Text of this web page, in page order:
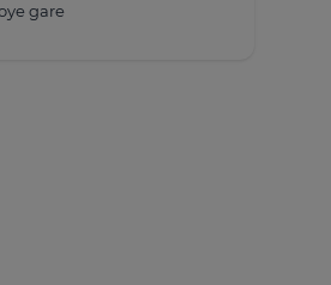
gare